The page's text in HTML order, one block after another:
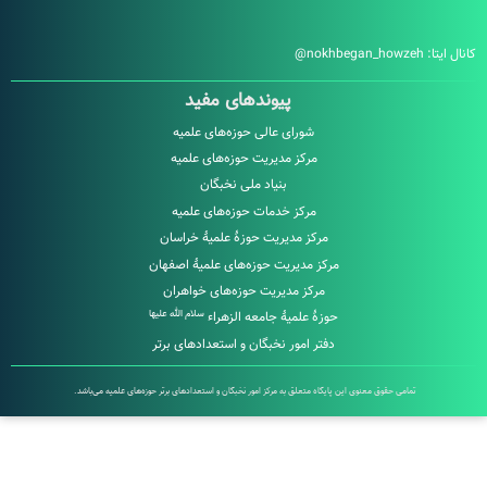
پیوندهای مفید
شورای عالی حوزه‌های علمیه
مرکز مدیریت حوزه‌های علمیه
بنیاد ملی نخبگان
مرکز خدمات حوزه‌های علمیه
مرکز مدیریت حوزۀ علمیۀ خراسان
مرکز مدیریت حوزه‌های علمیۀ اصفهان
مرکز مدیریت حوزه‌های خواهران
حوزۀ علمیۀ جامعه الزهراءسلام الله علیها
دفتر امور نخبگان و استعدادهای برتر
حقوق معنوی این پایگاه متعلق به مرکز امور نخبگان و استعدادهای برتر حوزه‌های علمیه می‌باشد.